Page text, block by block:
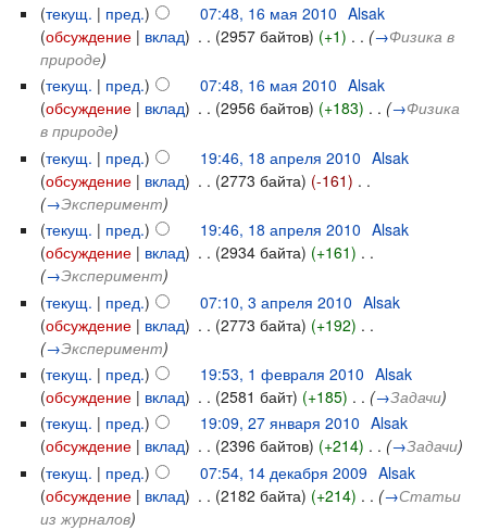
(текущ. | пред.) 07:48, 16 мая 2010 Alsak
(обсуждение | вклад) . . (2957 байтов) (+1) . . (→Физика в
природе)
(текущ. | пред.) 07:48, 16 мая 2010 Alsak
(обсуждение | вклад) . . (2956 байтов) (+183) . . (→Физика
в природе)
(текущ. | пред.) 19:46, 18 апреля 2010 Alsak
(обсуждение | вклад) . . (2773 байта) (-161) . .
(→Эксперимент)
(текущ. | пред.) 19:46, 18 апреля 2010 Alsak
(обсуждение | вклад) . . (2934 байта) (+161) . .
(→Эксперимент)
(текущ. | пред.) 07:10, 3 апреля 2010 Alsak
(обсуждение | вклад) . . (2773 байта) (+192) . .
(→Эксперимент)
(текущ. | пред.) 19:53, 1 февраля 2010 Alsak
(обсуждение | вклад) . . (2581 байт) (+185) . . (→Задачи)
(текущ. | пред.) 19:09, 27 января 2010 Alsak
(обсуждение | вклад) . . (2396 байтов) (+214) . . (→Задачи)
(текущ. | пред.) 07:54, 14 декабря 2009 Alsak
(обсуждение | вклад) . . (2182 байта) (+214) . . (→Статьи
из журналов)